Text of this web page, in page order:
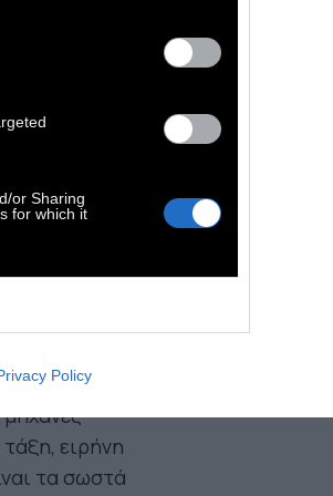
or Sharing
for which it
Policy
που
Η
η
Κι
ειρήνη
τα σωστά